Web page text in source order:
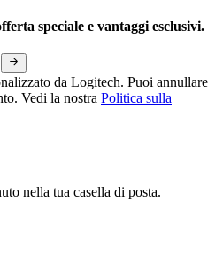
speciale e vantaggi esclusivi.
da Logitech. Puoi annullare
Vedi la nostra Politica sulla
nella tua casella di posta.